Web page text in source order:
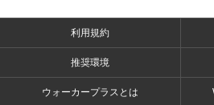
利用規約
推奨環境
ウォーカープラスとは